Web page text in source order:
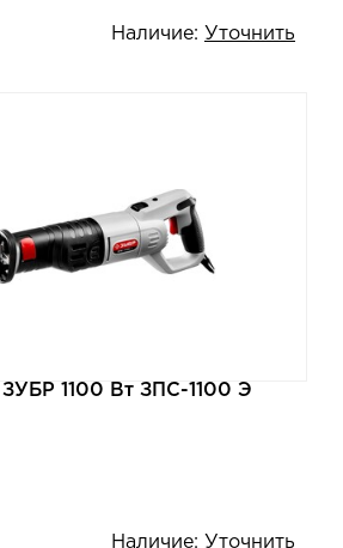
Наличие: Уточнить
1100 Вт ЗПС-1100 Э
Наличие: Уточнить